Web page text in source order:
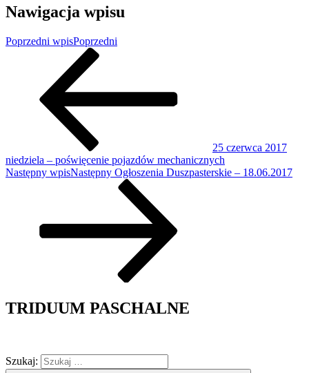
Nawigacja wpisu
Poprzedni wpisPoprzedni
25 czerwca 2017
niedziela – poświęcenie pojazdów mechanicznych
Następny wpisNastępny Ogłoszenia Duszpasterskie – 18.06.2017
TRIDUUM PASCHALNE
Szukaj: